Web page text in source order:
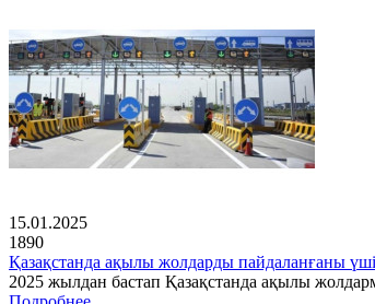
15.01.2025
1890
Қазақстанда ақылы жолдарды пайдаланғаны
2025 жылдан бастап Қазақстанда ақылы